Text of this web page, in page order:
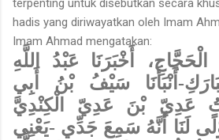
hadis yang diriwayatkan oleh Imam
Imam Ahmad mengatakan:
أَخْبَرَنَا عَبْدُ اللَّهِ
أَنْبَأَنَا سَيْفُ بْنُ أَبِي
عَدِيّ بْنَ عَدِيّ الْكِنْدِيَّ
لَنَا أَنَّهُ سَمِعَ جَدِّي -يَعْنِي